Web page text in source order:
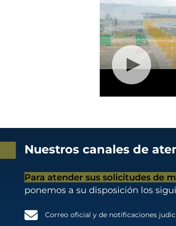
Nuestros canales de
Para atender sus solicitudes de
ponemos a su disposición los
Correo oficial y de notificaciones